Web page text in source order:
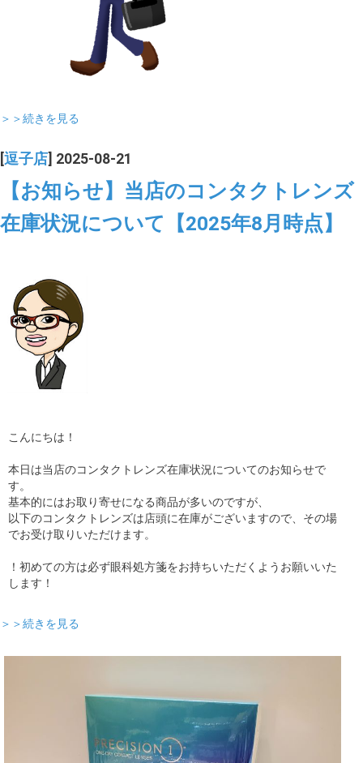
＞＞続きを見る
逗子店 ] 2025-08-21
【お知らせ】当店のコンタクトレンズ
在庫状況について【2025年8月時点】
こんにちは！
本日は当店のコンタクトレンズ在庫状況についてのお知らせで
す。
基本的にはお取り寄せになる商品が多いのですが、
以下のコンタクトレンズは店頭に在庫がございますので、その場
でお受け取りいただけます。
！初めての方は必ず眼科処方箋をお持ちいただくようお願いいた
します！
＞＞続きを見る